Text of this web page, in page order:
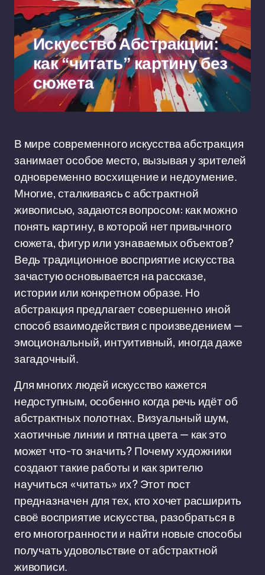
Искусство Абстракции:
как “читать” картину без
сюжета
В мире современного искусства абстракция
занимает особое место, вызывая у зрителей
одновременно восхищение и недоумение.
Многие, сталкиваясь с абстрактной
живописью, задаются вопросом: как можно
понять картину, в которой нет привычного
сюжета, фигур или узнаваемых объектов?
Ведь традиционное восприятие искусства
зачастую основывается на рассказе,
истории или конкретном образе. Но
абстракция предлагает совершенно иной
способ взаимодействия с произведением —
эмоциональный, интуитивный, иногда даже
загадочный.
Для многих людей искусство кажется
недоступным, особенно когда речь идёт об
абстрактных полотнах. Визуальный шум,
хаотичные линии и пятна цвета — как это
может что-то значить? Почему художники
создают такие работы и как зрителю
научиться «читать» их? Этот пост
предназначен для тех, кто хочет расширить
своё восприятие искусства, разобраться в
его многогранности и найти новые способы
получать удовольствие от абстрактной
живописи.